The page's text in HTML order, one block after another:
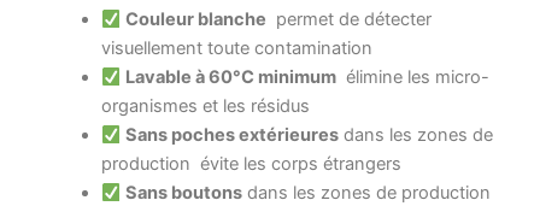
Couleur blanche permet de détecter
visuellement toute contamination
Lavable à 60°C minimum élimine les micro-
organismes et les résidus
Sans poches extérieures dans les zones de
production évite les corps étrangers
Sans boutons dans les zones de production